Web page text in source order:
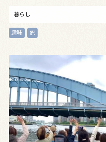
暮らし
趣味 旅